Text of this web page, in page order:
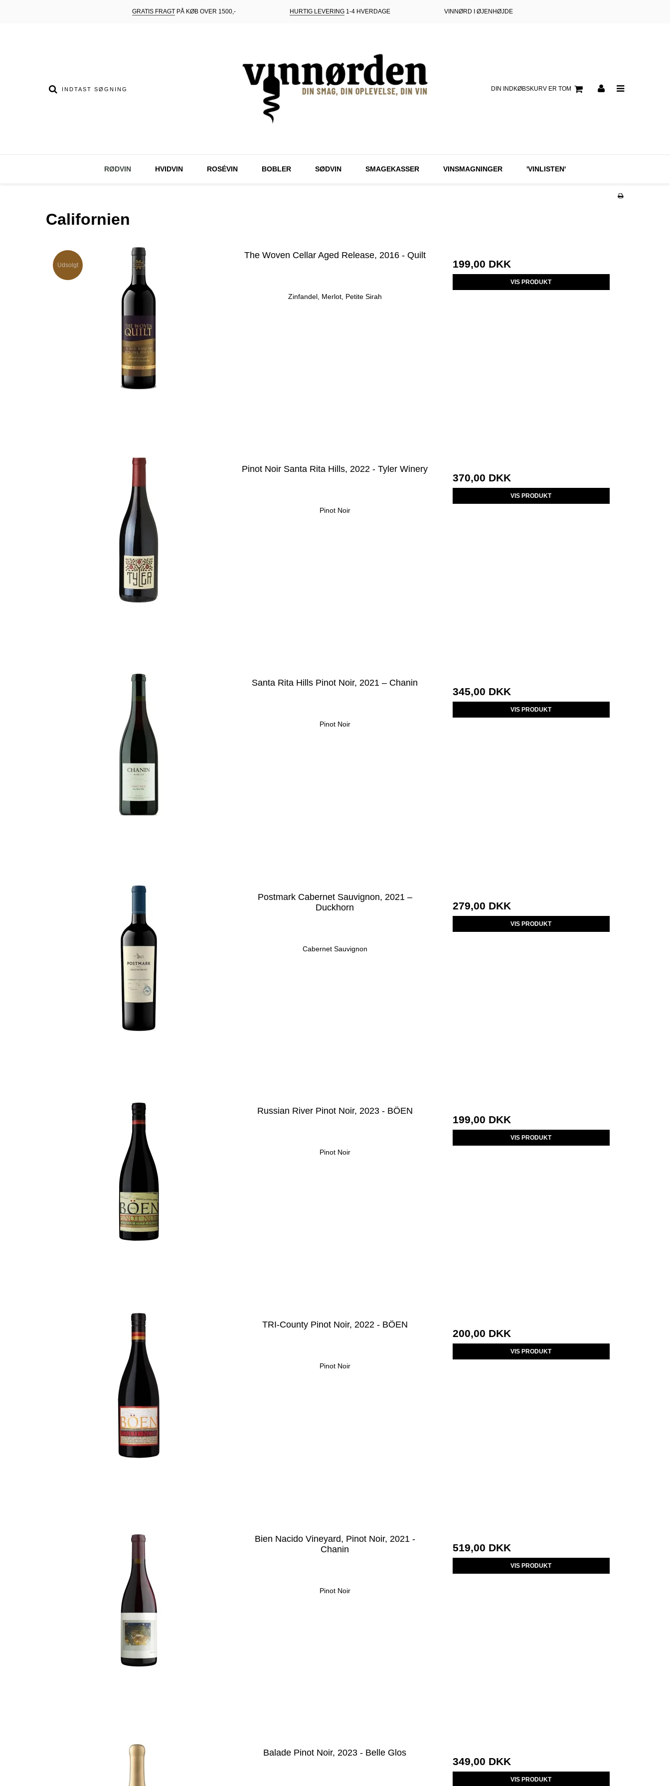
GRATIS FRAGTPÅ KØB OVER 1500,- HURTIG LEVERING1-4 HVERDAGE VINNØRD I ØJENHØJDE
DIN INDKØBSKURV ER TOM
RØDVIN HVIDVIN ROSÉVIN BOBLER SØDVIN SMAGEKASSER VINSMAGNINGER 'VINLISTEN'
Californien
Udsolgt
The Woven Cellar Aged Release, 2016 - Quilt
Zinfandel, Merlot, Petite Sirah
199,00 DKK
VIS PRODUKT
Pinot Noir Santa Rita Hills, 2022 - Tyler Winery
Pinot Noir
370,00 DKK
VIS PRODUKT
Santa Rita Hills Pinot Noir, 2021 – Chanin
Pinot Noir
345,00 DKK
VIS PRODUKT
Postmark Cabernet Sauvignon, 2021 –
Duckhorn
Cabernet Sauvignon
279,00 DKK
VIS PRODUKT
Russian River Pinot Noir, 2023 - BÖEN
Pinot Noir
199,00 DKK
VIS PRODUKT
TRI-County Pinot Noir, 2022 - BÖEN
Pinot Noir
200,00 DKK
VIS PRODUKT
Bien Nacido Vineyard, Pinot Noir, 2021 -
Chanin
Pinot Noir
519,00 DKK
VIS PRODUKT
Balade Pinot Noir, 2023 - Belle Glos
349,00 DKK
VIS PRODUKT